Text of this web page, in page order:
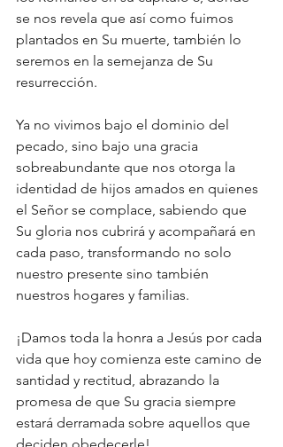
se nos revela que así como fuimos
plantados en Su muerte, también lo
seremos en la semejanza de Su
resurrección.
Ya no vivimos bajo el dominio del
pecado, sino bajo una gracia
sobreabundante que nos otorga la
identidad de hijos amados en quienes
el Señor se complace, sabiendo que
Su gloria nos cubrirá y acompañará en
cada paso, transformando no solo
nuestro presente sino también
nuestros hogares y familias.
¡Damos toda la honra a Jesús por cada
vida que hoy comienza este camino de
santidad y rectitud, abrazando la
promesa de que Su gracia siempre
estará derramada sobre aquellos que